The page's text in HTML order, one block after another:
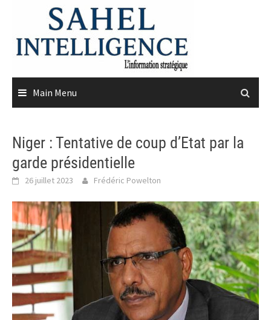
content
Main Menu
Niger : Tentative de coup d’Etat par la
garde présidentielle
26 juillet 2023 Frédéric Powelton